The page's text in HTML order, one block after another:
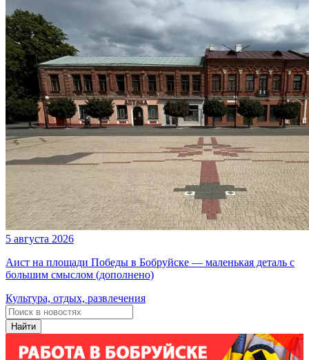
5 августа 2026
Аист на площади Победы в Бобруйске — маленькая деталь с
большим смыслом (дополнено)
Культура, отдых, развлечения
Найти